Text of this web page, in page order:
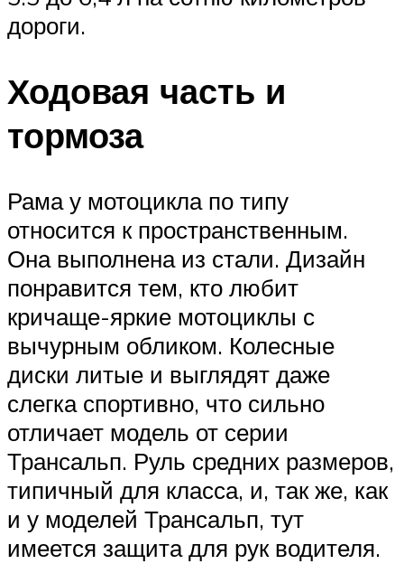
дороги.
Ходовая часть и
тормоза
Рама у мотоцикла по типу
относится к пространственным.
Она выполнена из стали. Дизайн
понравится тем, кто любит
кричаще-яркие мотоциклы с
вычурным обликом. Колесные
диски литые и выглядят даже
слегка спортивно, что сильно
отличает модель от серии
Трансальп. Руль средних размеров,
типичный для класса, и, так же, как
и у моделей Трансальп, тут
имеется защита для рук водителя.